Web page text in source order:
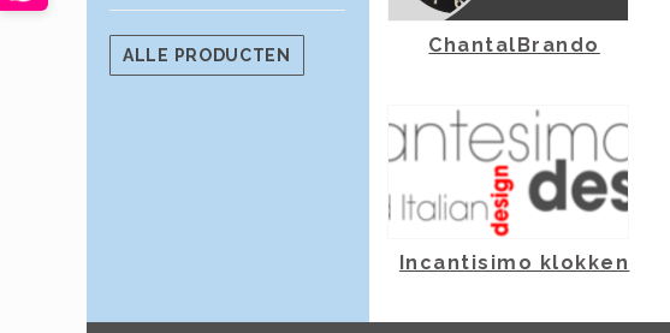
ALLE PRODUCTEN ChantalBrando
Incantisimo klokken